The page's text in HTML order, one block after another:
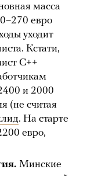
масса
евро
уходит
Кстати,
C++
и 2000
(не считая
. На старте
евро,
Минские